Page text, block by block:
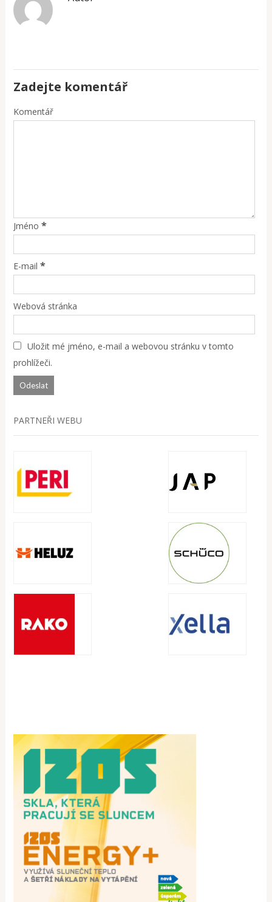
Zadejte komentář
Komentář
Jméno *
E-mail *
Webová stránka
Uložit mé jméno, e-mail a webovou stránku v tomto
prohlížeči.
PARTNEŘI WEBU